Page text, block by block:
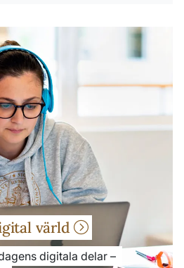
värld
digitala delar –